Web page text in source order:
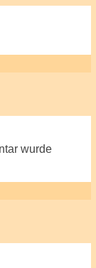
wurde